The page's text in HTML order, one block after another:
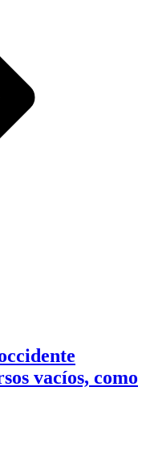
vacíos, como